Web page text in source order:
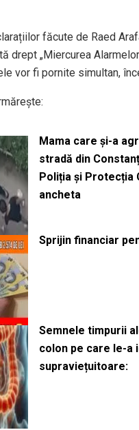
făcute de Raed
drept „Miercurea
vor fi pornite simultan,
Mama care și-a
stradă din
Poliția și Protecția
ancheta
Sprijin financiar
Semnele timpurii
colon pe care le-a
supraviețuitoare: